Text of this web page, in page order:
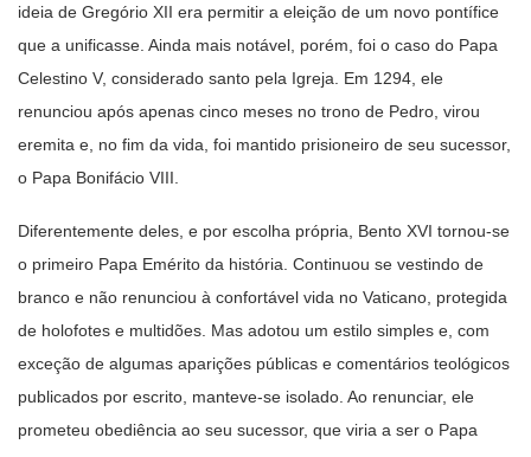
ideia de Gregório XII era permitir a eleição de um novo pontífice
que a unificasse. Ainda mais notável, porém, foi o caso do Papa
Celestino V, considerado santo pela Igreja. Em 1294, ele
renunciou após apenas cinco meses no trono de Pedro, virou
eremita e, no fim da vida, foi mantido prisioneiro de seu sucessor,
o Papa Bonifácio VIII.
Diferentemente deles, e por escolha própria, Bento XVI tornou-se
o primeiro Papa Emérito da história. Continuou se vestindo de
branco e não renunciou à confortável vida no Vaticano, protegida
de holofotes e multidões. Mas adotou um estilo simples e, com
exceção de algumas aparições públicas e comentários teológicos
publicados por escrito, manteve-se isolado. Ao renunciar, ele
prometeu obediência ao seu sucessor, que viria a ser o Papa